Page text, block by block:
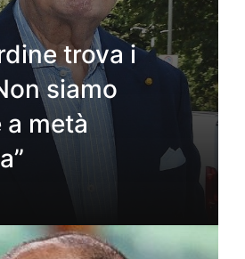
trova i
siamo
a metà